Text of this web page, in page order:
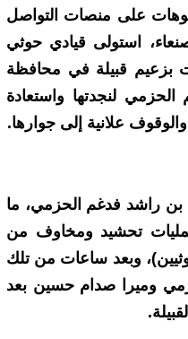
على منصات التواصل
استولى قيادي حوثي
بزعيم قبيلة في محافظة
لنجدتها واستعادة
علانية إلى جوارها.
راشد فدغم الحزمي، ما
تحشيد ومخاوف من
وبعد ساعات من تلك
وميرا صدام حسين بعد